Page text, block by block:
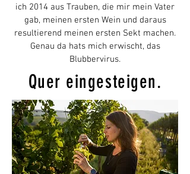
ich 2014 aus Trauben, die mir mein Vater
gab, meinen ersten Wein und daraus
resultierend meinen ersten Sekt machen.
Genau da hats mich erwischt, das
Blubbervirus.
Quer eingesteigen.